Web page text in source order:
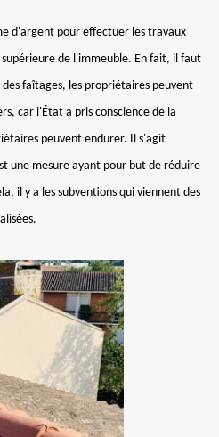
d'argent pour effectuer les travaux
de l'immeuble. En fait, il faut
faîtages, les propriétaires peuvent
car l'État a pris conscience de la
peuvent endurer. Il s'agit
une mesure ayant pour but de réduire
il y a les subventions qui viennent des